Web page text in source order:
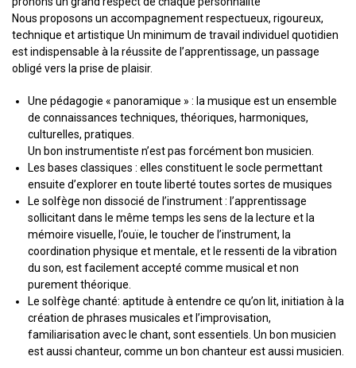
Nous proposons un accompagnement respectueux, rigoureux,
technique et artistique Un minimum de travail individuel quotidien
est indispensable à la réussite de l’apprentissage, un passage
obligé vers la prise de plaisir.
Une pédagogie « panoramique » : la musique est un ensemble
de connaissances techniques, théoriques, harmoniques,
culturelles, pratiques.
Un bon instrumentiste n’est pas forcément bon musicien.
Les bases classiques : elles constituent le socle permettant
ensuite d’explorer en toute liberté toutes sortes de musiques
Le solfège non dissocié de l’instrument : l’apprentissage
sollicitant dans le même temps les sens de la lecture et la
mémoire visuelle, l’ouïe, le toucher de l’instrument, la
coordination physique et mentale, et le ressenti de la vibration
du son, est facilement accepté comme musical et non
purement théorique.
Le solfège chanté: aptitude à entendre ce qu’on lit, initiation à la
création de phrases musicales et l’improvisation,
familiarisation avec le chant, sont essentiels. Un bon musicien
est aussi chanteur, comme un bon chanteur est aussi musicien.